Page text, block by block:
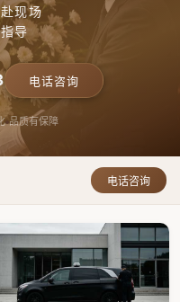
现场
导
电话咨询
品质有保障
电话咨询